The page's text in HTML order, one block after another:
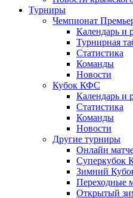
Турниры
Чемпионат
Календарь и
Турнирная
Статистика
Команды
Новости
Кубок КФС
Календарь и
Статистика
Команды
Новости
Другие турниры
Онлайн
Суперкубок
Зимний
Переходные
Открытый